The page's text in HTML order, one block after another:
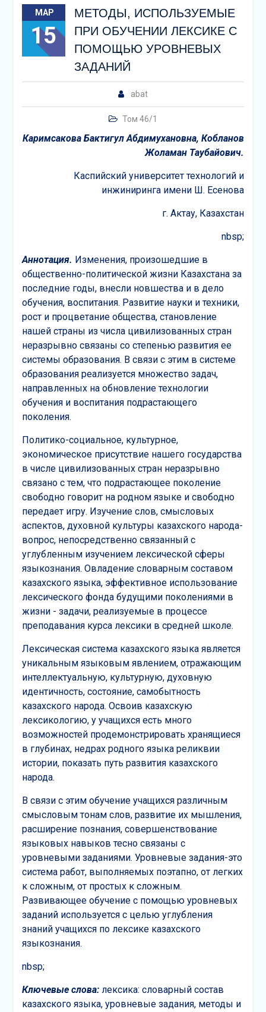
МАР
15
МЕТОДЫ, ИСПОЛЬЗУЕМЫЕ
ПРИ ОБУЧЕНИИ ЛЕКСИКЕ С
ПОМОЩЬЮ УРОВНЕВЫХ
ЗАДАНИЙ
abat
Том 46/1
Каримсакова Бактигул Абдимухановна, Кобланов
Жоламан Таубайович.
Каспийский университет технологий и
инжиниринга имени Ш. Есенова
г. Актау, Казахстан
nbsp;
Аннотация. Изменения, произошедшие в
общественно-политической жизни Казахстана за
последние годы, внесли новшества и в дело
обучения, воспитания. Развитие науки и техники,
рост и процветание общества, становление
нашей страны из числа цивилизованных стран
неразрывно связаны со степенью развития ее
системы образования. В связи с этим в системе
образования реализуется множество задач,
направленных на обновление технологии
обучения и воспитания подрастающего
поколения.
Политико-социальное, культурное,
экономическое присутствие нашего государства
в числе цивилизованных стран неразрывно
связано с тем, что подрастающее поколение
свободно говорит на родном языке и свободно
передает игру. Изучение слов, смысловых
аспектов, духовной культуры казахского народа-
вопрос, непосредственно связанный с
углубленным изучением лексической сферы
языкознания. Овладение словарным составом
казахского языка, эффективное использование
лексического фонда будущими поколениями в
жизни - задачи, реализуемые в процессе
преподавания курса лексики в средней школе.
Лексическая система казахского языка является
уникальным языковым явлением, отражающим
интеллектуальную, культурную, духовную
идентичность, состояние, самобытность
казахского народа. Освоив казахскую
лексикологию, у учащихся есть много
возможностей продемонстрировать хранящиеся
в глубинах, недрах родного языка реликвии
истории, показать путь развития казахского
народа.
В связи с этим обучение учащихся различным
смысловым тонам слов, развитие их мышления,
расширение познания, совершенствование
языковых навыков тесно связаны с
уровневыми заданиями. Уровневые задания-это
система работ, выполняемых поэтапно, от легких
к сложным, от простых к сложным.
Развивающее обучение с помощью уровневых
заданий используется с целью углубления
знаний учащихся по лексике казахского
языкознания.
nbsp;
Ключевые слова:лексика: словарный состав
казахского языка, уровневые задания, методы и